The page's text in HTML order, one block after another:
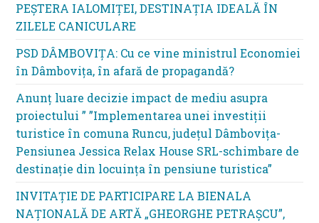
PEȘTERA IALOMIȚEI, DESTINAȚIA IDEALĂ ÎN
ZILELE CANICULARE
PSD DÂMBOVIȚA: Cu ce vine ministrul Economiei
în Dâmbovița, în afară de propagandă?
Anunț luare decizie impact de mediu asupra
proiectului ” ”Implementarea unei investiții
turistice în comuna Runcu, județul Dâmbovița-
Pensiunea Jessica Relax House SRL-schimbare de
destinație din locuința în pensiune turistica”
INVITAȚIE DE PARTICIPARE LA BIENALA
NAȚIONALĂ DE ARTĂ „GHEORGHE PETRAȘCU”,